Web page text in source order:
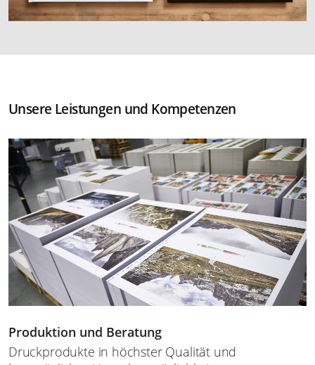
Unsere Leistungen und Kompetenzen
Produktion und Beratung
Druckprodukte in höchster Qualität und